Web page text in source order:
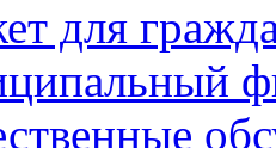
для